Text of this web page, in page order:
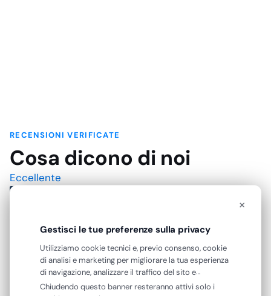
RECENSIONI VERIFICATE
Cosa dicono di noi
Eccellente
recensioni
Le nostre recensioni a 4 e 5 stelle.
×
Gestisci le tue preferenze sulla privacy
Utilizziamo cookie tecnici e, previo consenso, cookie
di analisi e marketing per migliorare la tua esperienza
di navigazione, analizzare il traffico del sito e
mostrarti contenuti e pubblicità personalizzati. Puoi
Chiudendo questo banner resteranno attivi solo i